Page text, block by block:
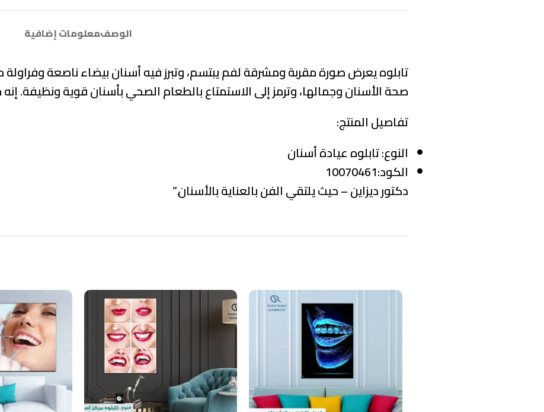
الوصفمعلومات إضافية
تابلوه يعرض صورة مقربة ومشرقة لفم يبتسم، وتبرز فيه أسنان بيضاء ناصعة
صحة الأسنان وجمالها، وترمز إلى الاستمتاع بالطعام الصحي بأسنان قوية ونظيفة. إنه
تفاصيل المنتج:
النوع:تابلوه عيادة أسنان
الكود:10070461
دكتور ديزاين – حيث يلتقي الفن بالعناية بالأسنان.“